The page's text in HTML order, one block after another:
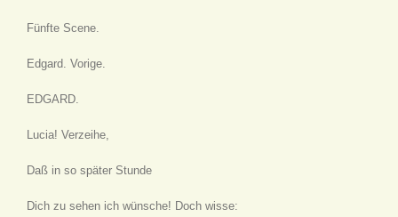
Fünfte Scene.
Edgard. Vorige.
EDGARD.
Lucia! Verzeihe,
Daß in so später Stunde
Dich zu sehen ich wünsche! Doch wisse: